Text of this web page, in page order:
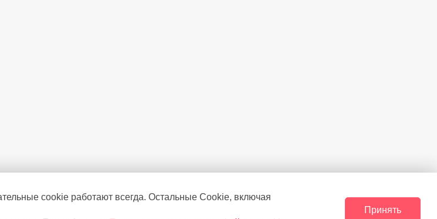
cookie работают всегда. Остальные Сookie, включая
Принять